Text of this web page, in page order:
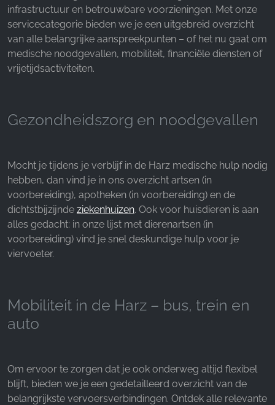
infrastructuur en betrouwbare voorzieningen. Met onze
servicecategorie bieden we je een uitgebreid overzicht
van alle belangrijke aanspreekpunten – of het nu gaat om
medische noodgevallen, mobiliteit, financiële diensten of
vrijetijdsactiviteiten.
Gezondheidszorg en noodgevallen
Mocht je tijdens je verblijf in de Harz medische hulp nodig
hebben, dan vind je in ons overzicht artsen (in
voorbereiding), apotheken (in voorbereiding) en de
dichtstbijzijnde ziekenhuizen. Ook voor huisdieren is aan
alles gedacht: in onze lijst met dierenartsen (in
voorbereiding) vind je snel deskundige hulp voor je
viervoeter.
Mobiliteit in de Harz – bus, trein en
auto
Om ervoor te zorgen dat je ook onderweg altijd flexibel
blijft, bieden we je een gedetailleerd overzicht van de
belangrijkste vervoersverbindingen. Ontdek alle relevante
Facebook Pixel
Name:
_fbp, fr, _fbq, fbq
Provider:
Advertentiemeting en marketing
STATISTIEKEN
Cookies voor statistieken verzamelen anoniem
informatie. Deze informatie helpt ons te begrijpen
hoe onze bezoekers onze website gebruiken.
Name:
Purpose:
Verzamelen van statistieken over websitegebruik